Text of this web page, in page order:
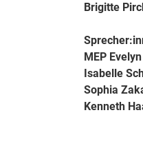
Brigitte
MEP
Isabelle
Sophia
Kenneth